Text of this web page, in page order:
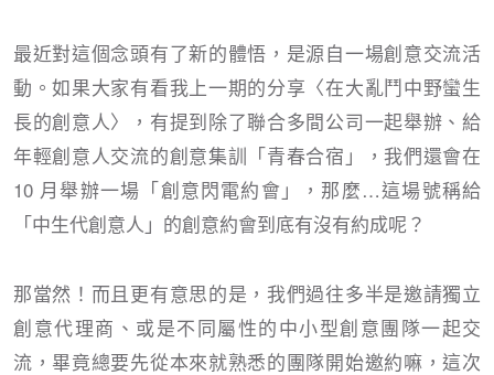
最近對這個念頭有了新的體悟，是源自一場創意交流活
動。如果大家有看我上一期的分享〈在大亂鬥中野蠻生
長的創意人〉，有提到除了聯合多間公司一起舉辦、給
年輕創意人交流的創意集訓「青春合宿」，我們還會在
10 月舉辦一場「創意閃電約會」，那麼…這場號稱給
「中生代創意人」的創意約會到底有沒有約成呢？
那當然！而且更有意思的是，我們過往多半是邀請獨立
創意代理商、或是不同屬性的中小型創意團隊一起交
流，畢竟總要先從本來就熟悉的團隊開始邀約嘛，這次